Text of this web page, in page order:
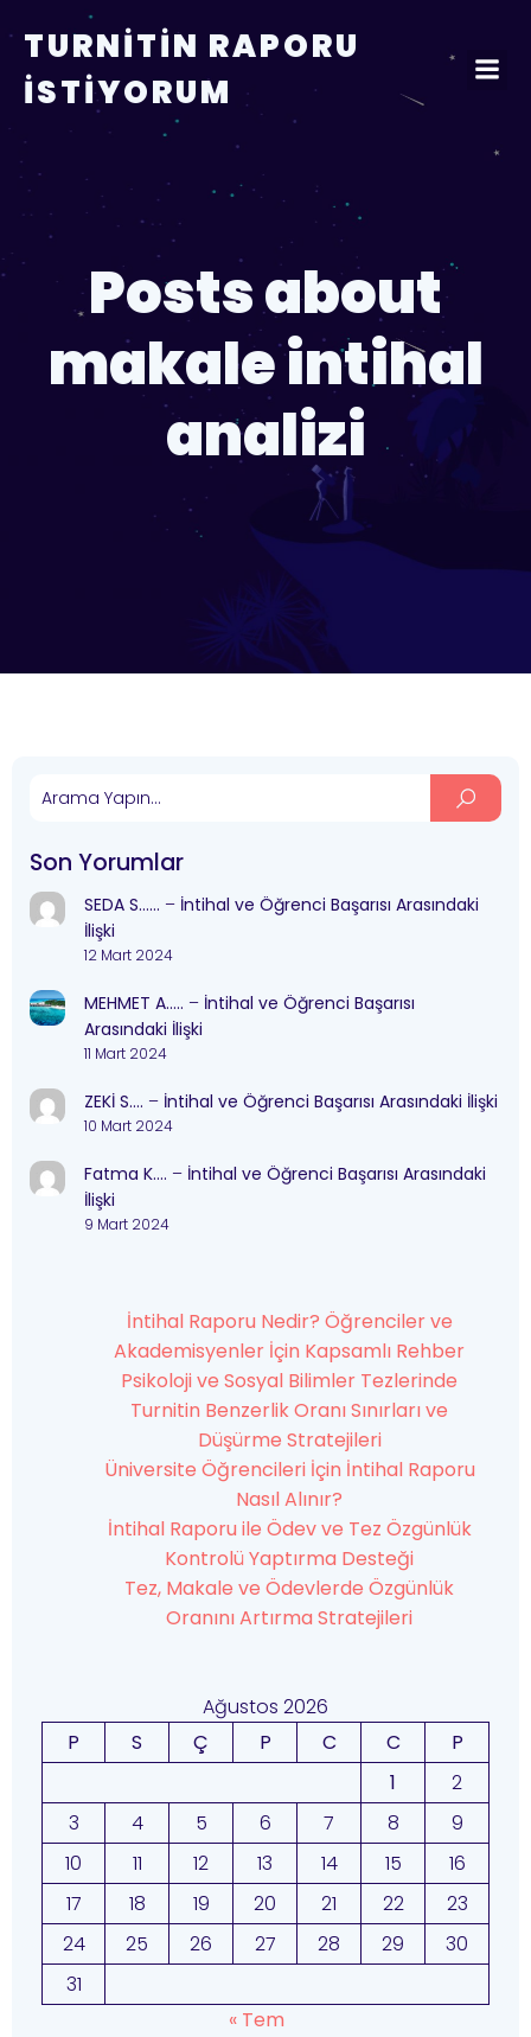
TURNITIN RAPORU
İSTIYORUM
Posts about
makale intihal
analizi
Son Yorumlar
SEDA S…… – İntihal ve Öğrenci Başarısı Arasındaki
İlişki
12 Mart 2024
MEHMET A….. – İntihal ve Öğrenci Başarısı
Arasındaki İlişki
11 Mart 2024
ZEKİ S…. – İntihal ve Öğrenci Başarısı Arasındaki İlişki
10 Mart 2024
Fatma K…. – İntihal ve Öğrenci Başarısı Arasındaki
İlişki
9 Mart 2024
İntihal Raporu Nedir? Öğrenciler ve
Akademisyenler İçin Kapsamlı Rehber
Psikoloji ve Sosyal Bilimler Tezlerinde
Turnitin Benzerlik Oranı Sınırları ve
Düşürme Stratejileri
Üniversite Öğrencileri İçin İntihal Raporu
Nasıl Alınır?
İntihal Raporu ile Ödev ve Tez Özgünlük
Kontrolü Yaptırma Desteği
Tez, Makale ve Ödevlerde Özgünlük
Oranını Artırma Stratejileri
Ağustos 2026
P
S Ç P C C
P
1
2
3
4 5 6 7 8
9
10
11 12 13 14 15
16
17
18 19 20 21 22
23
24
25 26 27 28 29
30
31
« Tem